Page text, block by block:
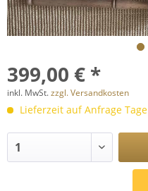
399,00 € *
inkl. MwSt.zzgl. Versandkosten
Lieferzeit auf Anfrage Tage